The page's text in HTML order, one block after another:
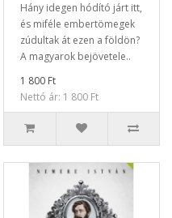
Hány idegen hódító járt itt,
és miféle embertömegek
zúdultak át ezen a földön?
A magyarok bejövetele..
1 800 Ft
Nettó ár: 1 800 Ft